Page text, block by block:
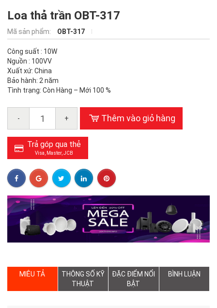
Loa thả trần OBT-317
Mã sản phẩm: OBT-317
Công suất : 10W
Nguồn : 100VV
Xuất xứ: China
Bảo hành: 2 năm
Tình trạng: Còn Hàng – Mới 100 %
- + Thêm vào giỏ hàng
Trả góp qua thẻ
Visa, Master, JCB
MIÊU TẢ
THÔNG SỐ KỸ
THUẬT
ĐẶC ĐIỂM NỔI
BẬT
BÌNH LUẬN